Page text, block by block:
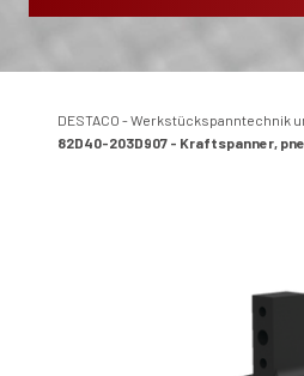
DESTACO -
82D40-203D907 - Kraftspanner,